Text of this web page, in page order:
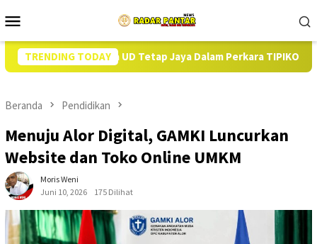
ke
Mobile
TRENDING TODAY
UD Tetap Jaya Dalam Perkara TIPIKOR DD di Alor:
Beranda Pendidikan
Menuju Alor Digital, GAMKI Luncurkan
Website dan Toko Online UMKM
Moris Weni
Juni 10, 2026
175 Dilihat